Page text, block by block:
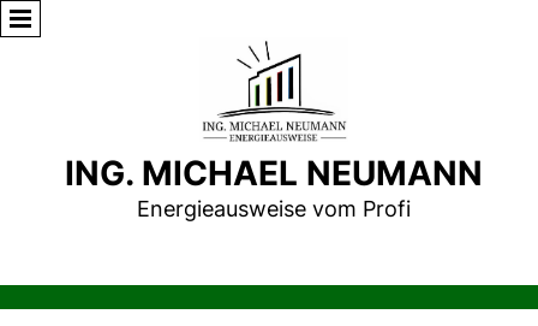
ING. MICHAEL NEUMANN
Energieausweise vom Profi